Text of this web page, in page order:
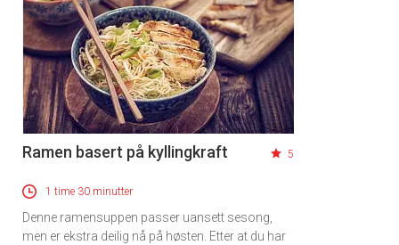
Ramen basert på kyllingkraft 5
1 time 30 minutter
Denne ramensuppen passer uansett sesong,
men er ekstra deilig nå på høsten. Etter at du har